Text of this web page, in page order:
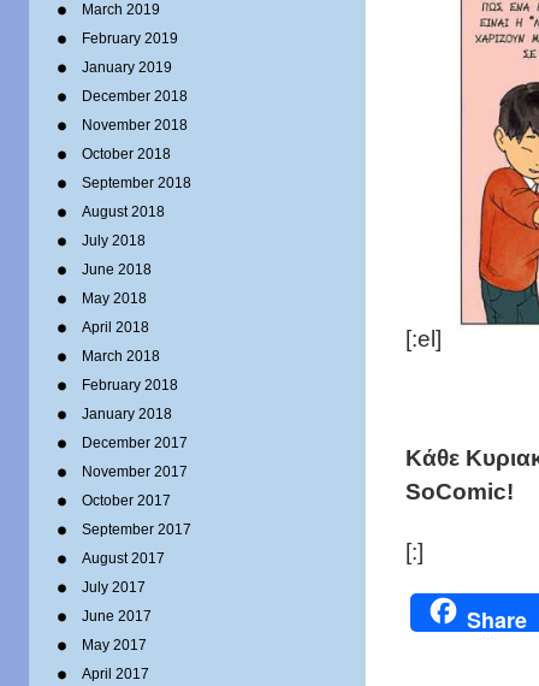
March 2019
February 2019
January 2019
December 2018
November 2018
October 2018
September 2018
August 2018
July 2018
June 2018
May 2018
April 2018
March 2018
February 2018
January 2018
December 2017
November 2017
October 2017
September 2017
August 2017
July 2017
June 2017
May 2017
April 2017
[:el]
Κάθε
SoComic!
[:]
Share